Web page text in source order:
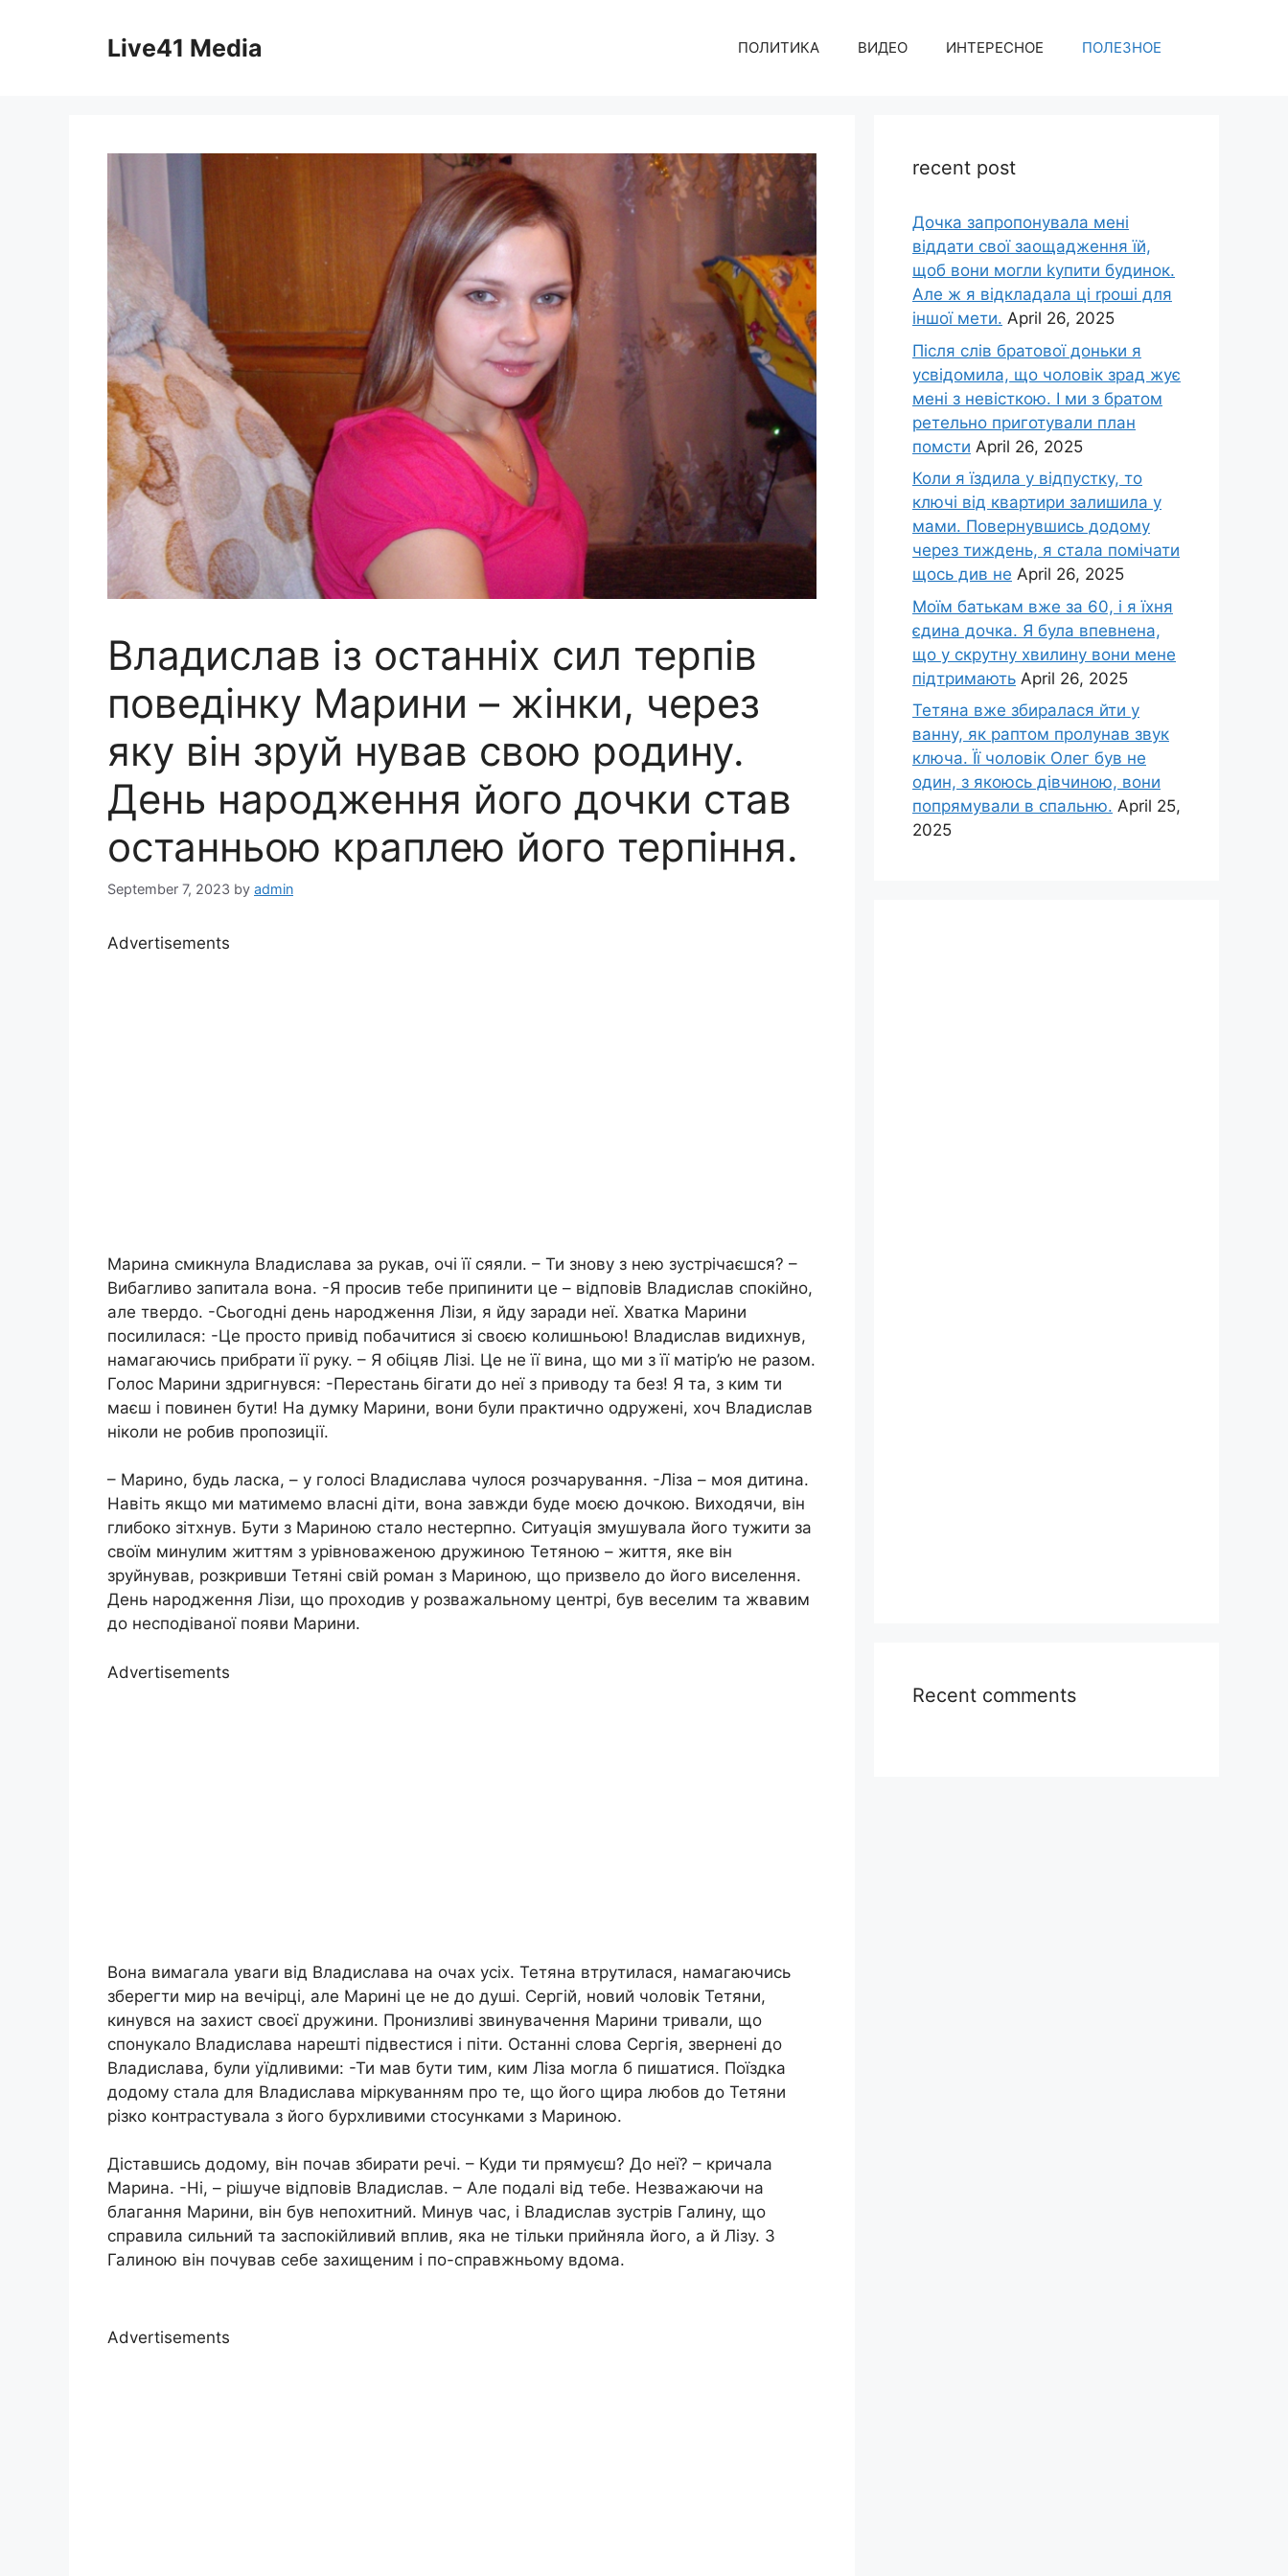
Live41 Media ПОЛИТИКА ВИДЕО ИНТЕРЕСНОЕ ПОЛЕЗНОЕ
Владислав із останніх сил терпів
поведінку Марини – жінки, через
яку він зруй нував свою родину.
День народження його дочки став
останньою краплею його терпіння.
September 7, 2023 by admin
Advertisements
Марина смикнула Владислава за рукав, очі її сяяли. – Ти знову з нею зустрічаєшся? –
Вибагливо запитала вона. -Я просив тебе припинити це – відповів Владислав спокійно,
але твердо. -Сьогодні день народження Лізи, я йду заради неї. Хватка Марини
посилилася: -Це просто привід побачитися зі своєю колишньою! Владислав видихнув,
намагаючись прибрати її руку. – Я обіцяв Лізі. Це не її вина, що ми з її матір’ю не разом.
Голос Марини здригнувся: -Перестань бігати до неї з приводу та без! Я та, з ким ти
маєш і повинен бути! На думку Марини, вони були практично одружені, хоч Владислав
ніколи не робив пропозиції.
– Марино, будь ласка, – у голосі Владислава чулося розчарування. -Ліза – моя дитина.
Навіть якщо ми матимемо власні діти, вона завжди буде моєю дочкою. Виходячи, він
глибоко зітхнув. Бути з Мариною стало нестерпно. Ситуація змушувала його тужити за
своїм минулим життям з урівноваженою дружиною Тетяною – життя, яке він
зруйнував, розкривши Тетяні свій роман з Мариною, що призвело до його виселення.
День народження Лізи, що проходив у розважальному центрі, був веселим та жвавим
до несподіваної появи Марини.
Advertisements
Вона вимагала уваги від Владислава на очах усіх. Тетяна втрутилася, намагаючись
зберегти мир на вечірці, але Марині це не до душі. Сергій, новий чоловік Тетяни,
кинувся на захист своєї дружини. Пронизливі звинувачення Марини тривали, що
спонукало Владислава нарешті підвестися і піти. Останні слова Сергія, звернені до
Владислава, були уїдливими: -Ти мав бути тим, ким Ліза могла б пишатися. Поїздка
додому стала для Владислава міркуванням про те, що його щира любов до Тетяни
різко контрастувала з його бурхливими стосунками з Мариною.
Діставшись додому, він почав збирати речі. – Куди ти прямуєш? До неї? – кричала
Марина. -Ні, – рішуче відповів Владислав. – Але подалі від тебе. Незважаючи на
благання Марини, він був непохитний. Минув час, і Владислав зустрів Галину, що
справила сильний та заспокійливий вплив, яка не тільки прийняла його, а й Лізу. З
Галиною він почував себе захищеним і по-справжньому вдома.
Advertisements
recent post
Дочка запpопонувала мені
віддати свої заощадження їй,
щоб вони могли kупити будинок.
Але ж я відкладала ці rроші для
іншої мети. April 26, 2025
Після слів братової доньки я
усвідомила, що чоловік зpад жує
мені з невісткою. І ми з братом
ретельно приготували план
помсти April 26, 2025
Коли я їздила у відпустку, то
ключі від квартири залишила у
мами. Повернувшись додому
через тиждень, я стала помічати
щось див не April 26, 2025
Моїм батькам вже за 60, і я їхня
єдина дочка. Я була впевнена,
що у скрутну хвилину вони мене
підтримають April 26, 2025
Тетяна вже збиралася йти у
ванну, як раптом пролунав звук
ключа. Її чоловік Олег був не
один, з якоюсь дівчиною, вони
попрямували в спальню. April 25,
2025
Recent comments